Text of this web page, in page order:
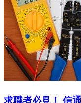
求職者必見！ 信